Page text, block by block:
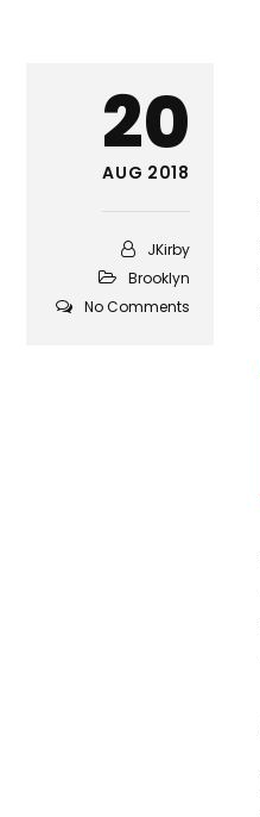
20
AUG 2018
JKirby
Brooklyn
No Comments